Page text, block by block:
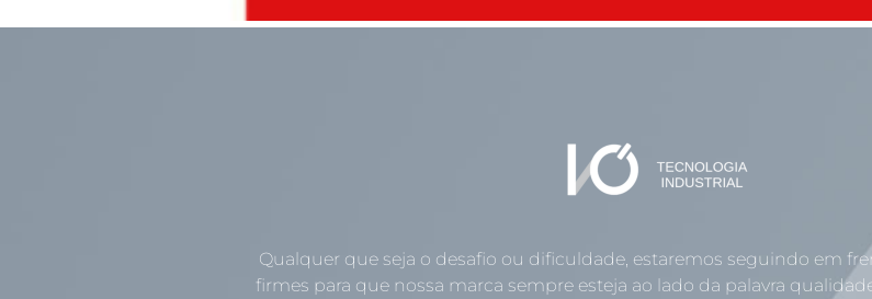
Qualquer que seja o desafio ou dificuldade, estaremos seguindo em
firmes para que nossa marca sempre esteja ao lado da palavra